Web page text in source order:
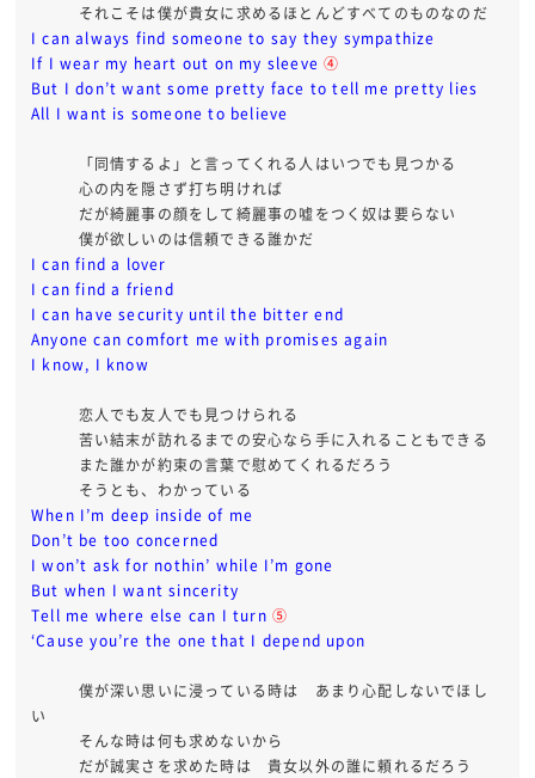
それこそは僕が貴女に求めるほとんどすべてのものなのだ
I can always find someone to say they sympathize
If I wear my heart out on my sleeve④
But I don’t want some pretty face to tell me pretty lies
All I want is someone to believe
「同情するよ」と言ってくれる人はいつでも見つかる
心の内を隠さず打ち明ければ
だが綺麗事の顔をして綺麗事の嘘をつく奴は要らない
僕が欲しいのは信頼できる誰かだ
I can find a lover
I can find a friend
I can have security until the bitter end
Anyone can comfort me with promises again
I know, I know
恋人でも友人でも見つけられる
苦い結末が訪れるまでの安心なら手に入れることもできる
また誰かが約束の言葉で慰めてくれるだろう
そうとも、わかっている
When I’m deep inside of me
Don’t be too concerned
I won’t ask for nothin’ while I’m gone
But when I want sincerity
Tell me where else can I turn⑤
‘Cause you’re the one that I depend upon
僕が深い思いに浸っている時は あまり心配しないでほし
い
そんな時は何も求めないから
だが誠実さを求めた時は 貴女以外の誰に頼れるだろう